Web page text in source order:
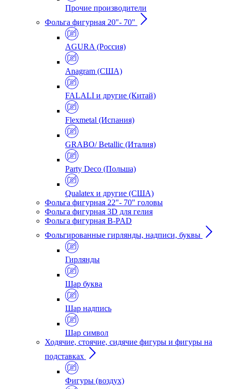
Прочие производители
Фольга фигурная 20"- 70"
AGURA (Россия)
Anagram (США)
FALALI и другие (Китай)
Flexmetal (Испания)
GRABO/ Betallic (Италия)
Party Deco (Польша)
Qualatex и другие (США)
Фольга фигурная 22"- 70" головы
Фольга фигурная 3D для гелия
Фольга фигурная B-PAD
Фольгированные гирлянды, надписи, буквы
Гирлянды
Шар буква
Шар надпись
Шар символ
Ходячие, стоячие, сидячие фигуры и фигуры на
подставках
Фигуры (воздух)